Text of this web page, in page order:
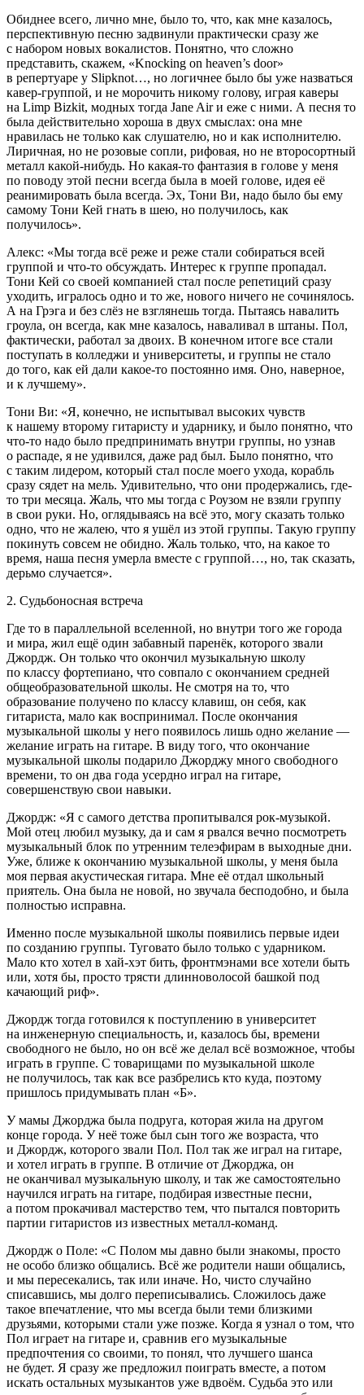
Обиднее всего, лично мне, было то, что, как мне казалось,
перспективную песню задвинули практически сразу же
с набором новых вокалистов. Понятно, что сложно
представить, скажем, «Knocking on heaven’s door»
в репертуаре у Slipknot…, но логичнее было бы уже назваться
кавер-группой, и не морочить никому голову, играя каверы
на Limp Bizkit, модных тогда Jane Air и еже с ними. А песня то
была действительно хороша в двух смыслах: она мне
нравилась не только как слушателю, но и как исполнителю.
Лиричная, но не розовые сопли, рифовая, но не второсортный
металл какой-нибудь. Но какая-то фантазия в голове у меня
по поводу этой песни всегда была в моей голове, идея её
реанимировать была всегда. Эх, Тони Ви, надо было бы ему
самому Тони Кей гнать в шею, но получилось, как
получилось».
Алекс: «Мы тогда всё реже и реже стали собираться всей
группой и что-то обсуждать. Интерес к группе пропадал.
Тони Кей со своей компанией стал после репетиций сразу
уходить, игралось одно и то же, нового ничего не сочинялось.
А на Грэга и без слёз не взглянешь тогда. Пытаясь навалить
гроула, он всегда, как мне казалось, наваливал в штаны. Пол,
фактически, работал за двоих. В конечном итоге все стали
поступать в колледжи и университеты, и группы не стало
до того, как ей дали какое-то постоянно имя. Оно, наверное,
и к лучшему».
Тони Ви: «Я, конечно, не испытывал высоких чувств
к нашему второму гитаристу и ударнику, и было понятно, что
что-то надо было предпринимать внутри группы, но узнав
о распаде, я не удивился, даже рад был. Было понятно, что
с таким лидером, который стал после моего ухода, корабль
сразу сядет на мель. Удивительно, что они продержались, где-
то три месяца. Жаль, что мы тогда с Роузом не взяли группу
в свои руки. Но, оглядываясь на всё это, могу сказать только
одно, что не жалею, что я ушёл из этой группы. Такую группу
покинуть совсем не обидно. Жаль только, что, на какое то
время, наша песня умерла вместе с группой…, но, так сказать,
дерьмо случается».
2. Судьбоносная встреча
Где то в параллельной вселенной, но внутри того же города
и мира, жил ещё один забавный паренёк, которого звали
Джордж. Он только что окончил музыкальную школу
по классу фортепиано, что совпало с окончанием средней
общеобразовательной школы. Не смотря на то, что
образование получено по классу клавиш, он себя, как
гитариста, мало как воспринимал. После окончания
музыкальной школы у него появилось лишь одно желание —
желание играть на гитаре. В виду того, что окончание
музыкальной школы подарило Джорджу много свободного
времени, то он два года усердно играл на гитаре,
совершенствую свои навыки.
Джордж: «Я с самого детства пропитывался рок-музыкой.
Мой отец любил музыку, да и сам я рвался вечно посмотреть
музыкальный блок по утренним телеэфирам в выходные дни.
Уже, ближе к окончанию музыкальной школы, у меня была
моя первая акустическая гитара. Мне её отдал школьный
приятель. Она была не новой, но звучала бесподобно, и была
полностью исправна.
Именно после музыкальной школы появились первые идеи
по созданию группы. Туговато было только с ударником.
Мало кто хотел в хай-хэт бить, фронтмэнами все хотели быть
или, хотя бы, просто трясти длинноволосой башкой под
качающий риф».
Джордж тогда готовился к поступлению в университет
на инженерную специальность, и, казалось бы, времени
свободного не было, но он всё же делал всё возможное, чтобы
играть в группе. С товарищами по музыкальной школе
не получилось, так как все разбрелись кто куда, поэтому
пришлось придумывать план «Б».
У мамы Джорджа была подруга, которая жила на другом
конце города. У неё тоже был сын того же возраста, что
и Джордж, которого звали Пол. Пол так же играл на гитаре,
и хотел играть в группе. В отличие от Джорджа, он
не оканчивал музыкальную школу, и так же самостоятельно
научился играть на гитаре, подбирая известные песни,
а потом прокачивал мастерство тем, что пытался повторить
партии гитаристов из известных металл-команд.
Джордж о Поле: «С Полом мы давно были знакомы, просто
не особо близко общались. Всё же родители наши общались,
и мы пересекались, так или иначе. Но, чисто случайно
списавшись, мы долго переписывались. Сложилось даже
такое впечатление, что мы всегда были теми близкими
друзьями, которыми стали уже позже. Когда я узнал о том, что
Пол играет на гитаре и, сравнив его музыкальные
предпочтения со своими, то понял, что лучшего шанса
не будет. Я сразу же предложил поиграть вместе, а потом
искать остальных музыкантов уже вдвоём. Судьба это или